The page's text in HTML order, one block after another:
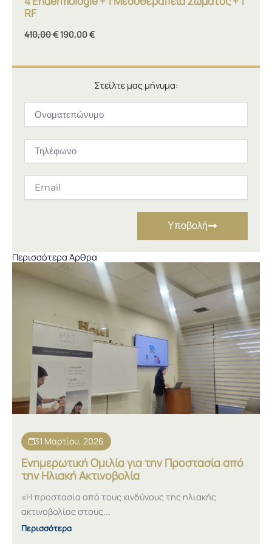
RF
410,00€190,00 €
Στείλτε μας μήνυμα:
Υποβολή
Περισσότερα Άρθρα
31 Μαρτίου, 2026
Ενημερωτική Ομιλία για την Προστασία από
την Ηλιακή Ακτινοβολία
«Η προστασία από τους κινδύνους της ηλιακής
ακτινοβολίας στους...
Περισσότερα